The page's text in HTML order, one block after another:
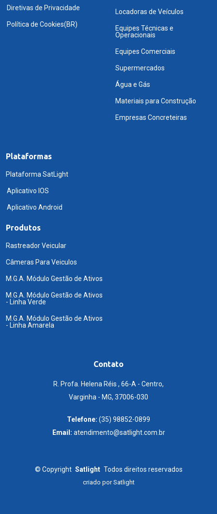
Diretivas de Privacidade
Política de Cookies(BR)
Locadoras de Veículos
Equipes Técnicas e
Operacionais
Equipes Comerciais
Supermercados
Água e Gás
Materiais para Construção
Empresas Concreteiras
Plataformas
Plataforma SatLight
Aplicativo IOS
Aplicativo Android
Produtos
Rastreador Veicular
Câmeras Para Veiculos
M.G.A. Módulo Gestão de Ativos
M.G.A. Módulo Gestão de Ativos
- Linha Verde
M.G.A. Módulo Gestão de Ativos
- Linha Amarela
Contato
R. Profa. Helena Réis , 66-A - Centro,
Varginha - MG, 37006-030
Telefone: (35) 98852-0899
Email: atendimento@satlight.com.br
© Copyright Satlight Todos direitos reservados
criado porSatlight